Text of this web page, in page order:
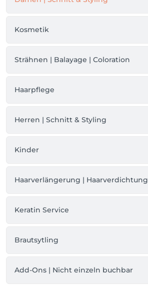
Kosmetik
Strähnen | Balayage | Coloration
Haarpflege
Herren | Schnitt & Styling
Kinder
Haarverlängerung | Haarverdichtung
Keratin Service
Brautsytling
Add-Ons | Nicht einzeln buchbar